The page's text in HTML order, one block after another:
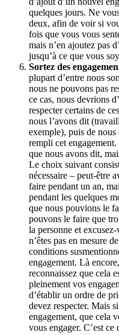
quelques jours. Ne
deux, afin de voir si
fois que vous vous
mais n’en ajoutez pas
jusqu’à ce que vous
Sortez des
plupart d’entre nous
nous ne pouvons pas
ce cas, nous devrions
respecter certains de
nous l’avons dit
exemple), puis de
rempli cet
que nous avons dit,
Le choix suivant
nécessaire – peut-être
faire pendant un an,
pendant les quelques
que nous pouvions le
pouvons le faire que
la personne et
n’êtes pas en mesure
conditions
engagement. Là
reconnaissez que cela
pleinement vos
d’établir un ordre de
devez respecter. Mais
engagement, que cela
vous engager. C’est ce